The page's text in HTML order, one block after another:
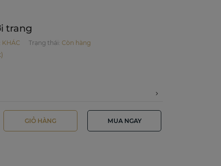
trang
KHÁC Trạng thái: Còn hàng
GIỎ HÀNG MUA NGAY